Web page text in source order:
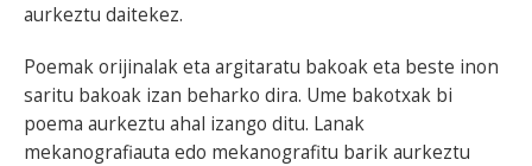
aurkeztu daitekez.
Poemak orijinalak eta argitaratu bakoak eta beste inon
saritu bakoak izan beharko dira. Ume bakotxak bi
poema aurkeztu ahal izango ditu. Lanak
mekanografiauta edo mekanografitu barik aurkeztu